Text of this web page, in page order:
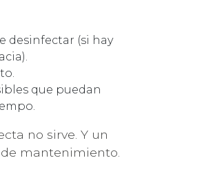
desinfectar (si hay
que puedan
no sirve. Y un
mantenimiento.